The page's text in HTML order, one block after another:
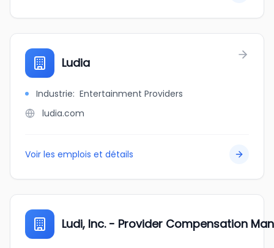
Ludia
Industrie: Entertainment Providers
ludia.com
Voir les emplois et détails
Ludi, Inc. - Provider Compensation